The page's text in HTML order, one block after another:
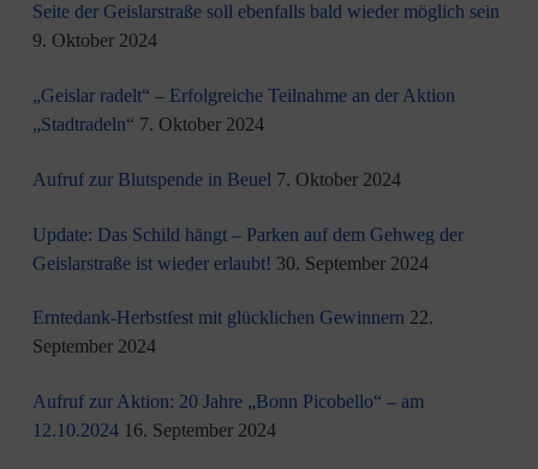
Seite der Geislarstraße soll ebenfalls bald wieder möglich sein
9. Oktober 2024
„Geislar radelt“ – Erfolgreiche Teilnahme an der Aktion
„Stadtradeln“ 7. Oktober 2024
Aufruf zur Blutspende in Beuel 7. Oktober 2024
Update: Das Schild hängt – Parken auf dem Gehweg der
Geislarstraße ist wieder erlaubt! 30. September 2024
Erntedank-Herbstfest mit glücklichen Gewinnern 22.
September 2024
Aufruf zur Aktion: 20 Jahre „Bonn Picobello“ – am
12.10.2024 16. September 2024